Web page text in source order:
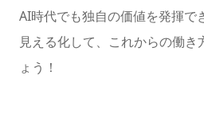
AI時代でも独自の価値を発揮で
見える化して、これからの働き
ょう！